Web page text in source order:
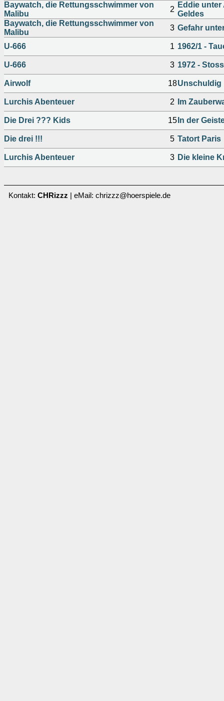
Baywatch, die Rettungsschwimmer von
Malibu
2
Eddie unter
Geldes
Baywatch, die Rettungsschwimmer von
Malibu
3 Gefahr
U-666 1 1962/1 -
U-666 3 1972 -
Airwolf 18Unschuldig
Lurchis Abenteuer 2 Im
Die Drei ??? Kids 15 In der
Die drei !!! 5 Tatort Paris
Lurchis Abenteuer 3 Die kleine
Kontakt: CHRizzz | eMail: chrizzz@hoerspiele.de